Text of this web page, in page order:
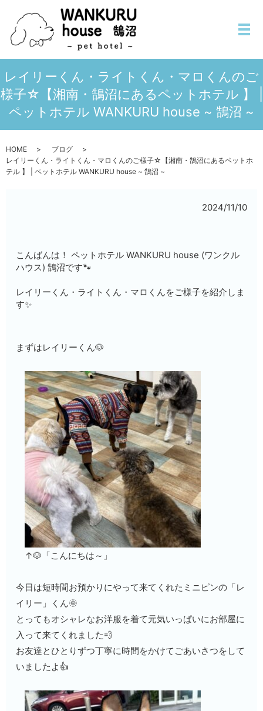
メ
レイリーくん・ライトくん・マロくんのご
様子☆【湘南・鵠沼にあるペットホテル 】 |
ペットホテル WANKURU house ~ 鵠沼 ~
HOME
ブログ
レイリーくん・ライトくん・マロくんのご様子☆【湘南・鵠沼にあるペットホ
テル 】 | ペットホテル WANKURU house ~ 鵠沼 ~
2024/11/10
こんばんは！ ペットホテル WANKURU house (ワンクル
ハウス) 鵠沼です🐾
レイリーくん・ライトくん・マロくんをご様子を紹介しま
す✨
まずはレイリーくん🐶
↑🐶「こんにちは～」
今日は短時間お預かりにやって来てくれたミニピンの「レ
イリー」くん🌞
とってもオシャレなお洋服を着て元気いっぱいにお部屋に
入って来てくれました💨
お友達とひとりずつ丁寧に時間をかけてごあいさつをして
いましたよ👍